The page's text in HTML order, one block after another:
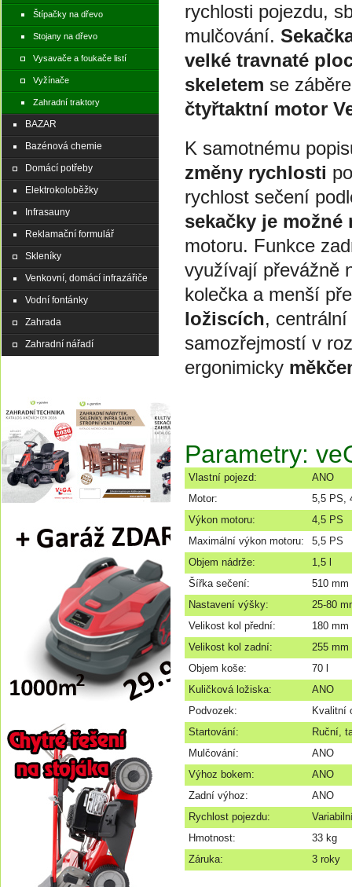
Štípačky na dřevo
Stojany na dřevo
Vysavače a foukače listí
Vyžínače
Zahradní traktory
BAZAR
Bazénová chemie
Domácí potřeby
Elektrokoloběžky
Infrasauny
Reklamační formulář
Skleníky
Venkovní, domácí infrazářiče
Vodní fontánky
Zahrada
Zahradní nářadí
rychlosti pojezdu,
mulčování.
velké travnaté
skeletem se
čtyřtaktní motor
K samotnému
změny rychlosti
rychlost sečení
sekačky je možné
motoru. Funkce
využívají převážně
kolečka a menší
ložiscích,
samozřejmostí v
ergonimicky
Parametry:
Vlastní pojezd:
ANO
Motor:
5,5 PS,
Výkon motoru:
4,5 PS
Maximální výkon motoru:
5,5 PS
Objem nádrže:
1,5 l
Šířka sečení:
510 mm
Nastavení výšky:
25-80
Velikost kol přední:
180 mm
Velikost kol zadní:
255 mm
Objem koše:
70 l
Kuličková ložiska:
ANO
Podvozek:
Kvalitní
Startování:
Ruční,
Mulčování:
ANO
Výhoz bokem:
ANO
Zadní výhoz:
ANO
Rychlost pojezdu:
Hmotnost:
33 kg
Záruka:
3 roky